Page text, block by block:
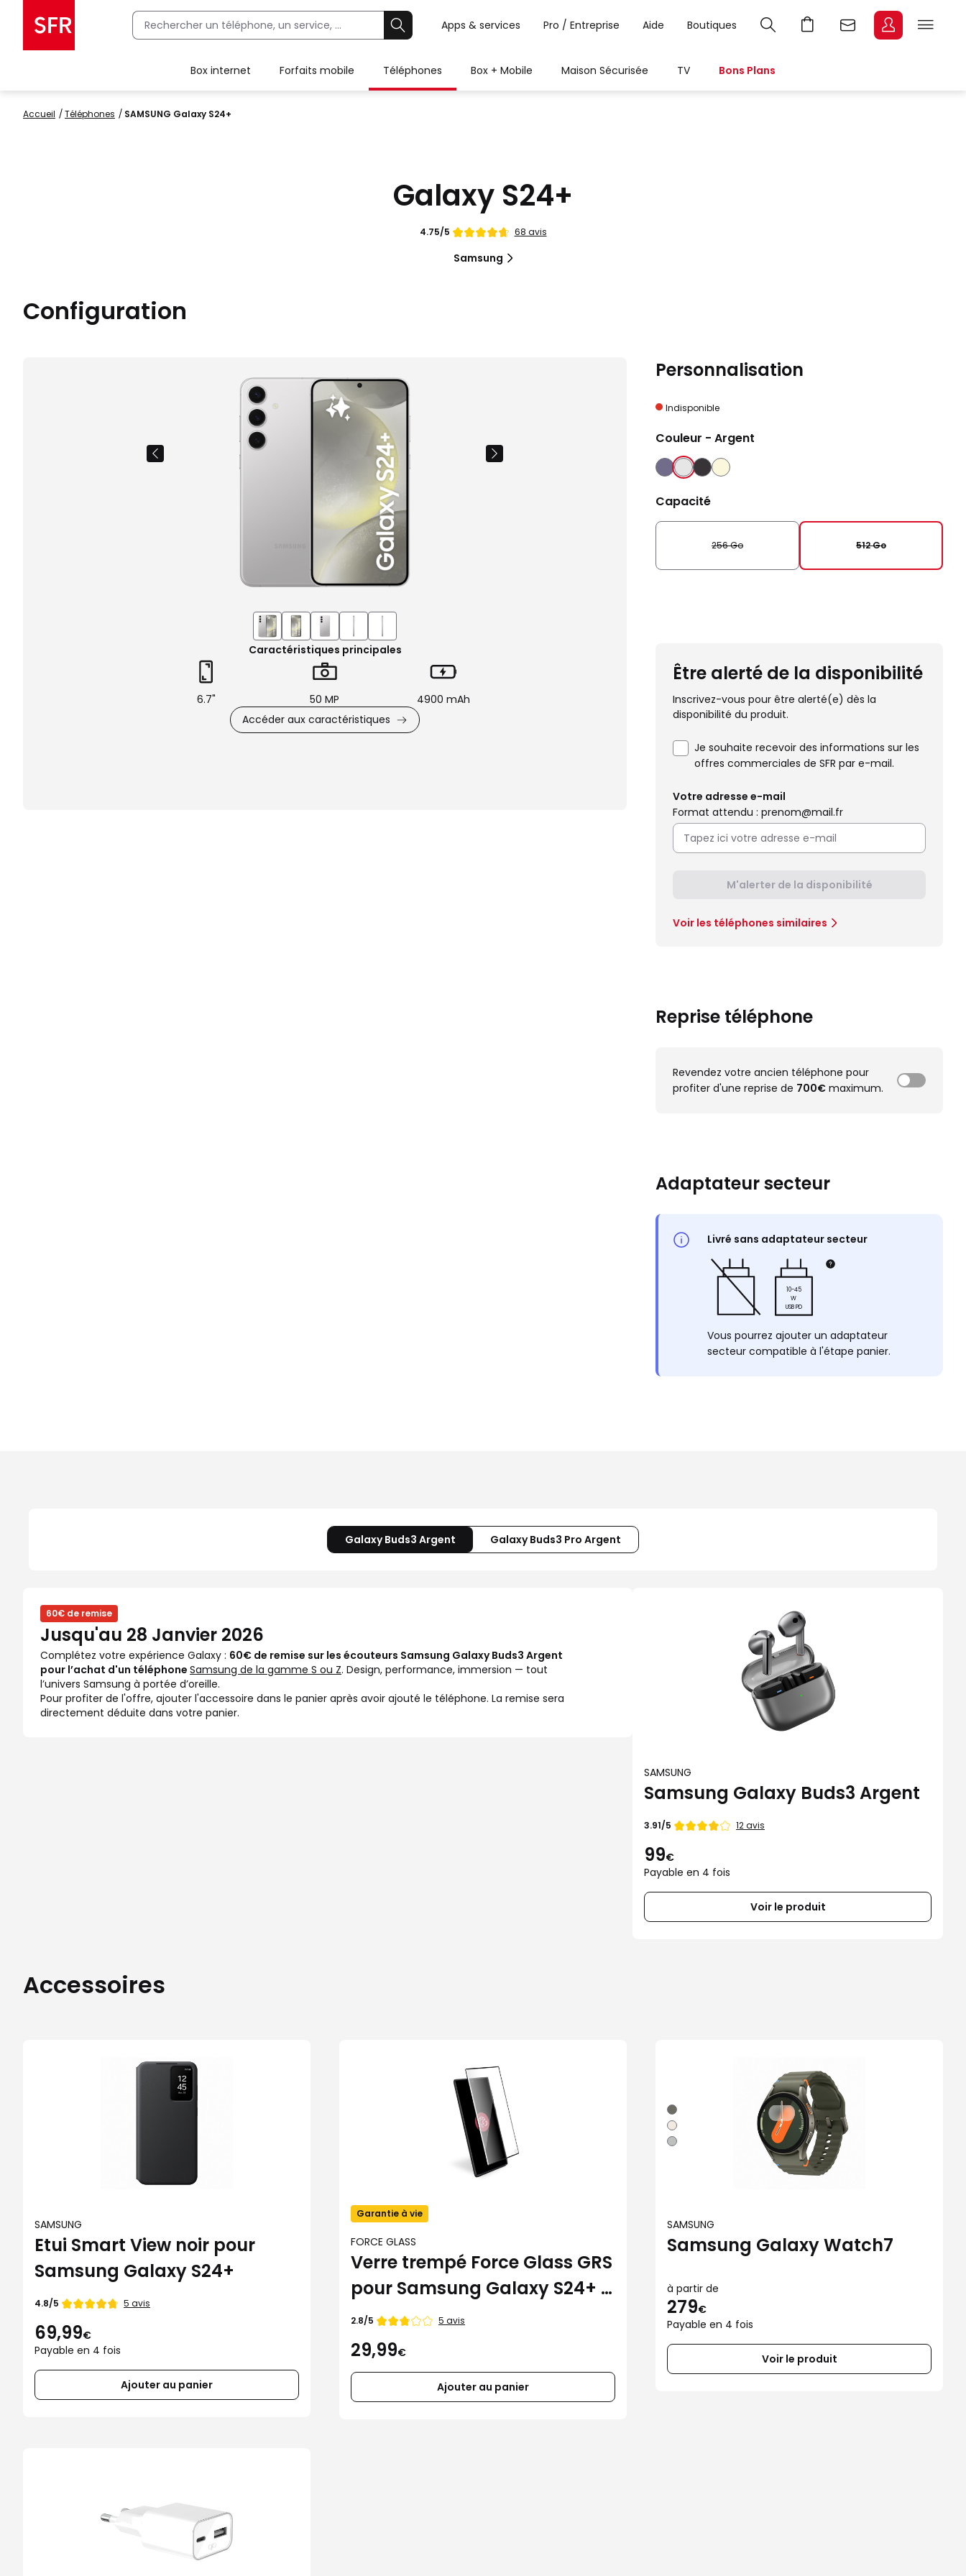
Apps & services Pro / Entreprise Aide Boutiques
Box internet Forfaits mobile Téléphones Box + Mobile Maison Sécurisée TV Bons Plans
Accueil Téléphones SAMSUNG Galaxy S24+
Galaxy S24+
Note
4.75/5 68 avis
Samsung
Configuration
Images
du
produit
Caractéristiques principales
6.7" 50 MP
4900 mAh
Accéder aux caractéristiques
Personnalisation
Indisponible
Couleur - Argent
ARGENT NOIR CREME
Capacité
256 Go 512 Go
Être alerté de la disponibilité
Inscrivez-vous pour être alerté(e) dès la
disponibilité du produit.
Je souhaite recevoir des informations sur les
offres commerciales de SFR par e-mail.
Votre adresse e-mail
Format attendu : prenom@mail.fr
M'alerter de la disponibilité
Voir les téléphones similaires
Reprise téléphone
Revendez votre ancien téléphone pour
profiter d'une reprise de 700€ maximum.
Adaptateur secteur
Livré sans adaptateur secteur
10-45
W
USB PD
Vous pourrez ajouter un adaptateur
secteur compatible à l'étape panier.
Galaxy Buds3 Argent Galaxy Buds3 Pro Argent
60€ de remise
Jusqu'au 28 Janvier 2026
Complétez votre expérience Galaxy : 60€ de remise sur les écouteurs Samsung Galaxy Buds3 Argent
pour l’achat d'un téléphone Samsung de la gamme S ou Z. Design, performance, immersion — tout
l’univers Samsung à portée d’oreille.
Pour profiter de l'offre, ajouter l'accessoire dans le panier après avoir ajouté le téléphone. La remise sera
directement déduite dans votre panier.
SAMSUNG
Samsung Galaxy Buds3 Argent
Note
3.91/5 12 avis
99€
Payable en 4 fois
Voir le produit
Accessoires
SAMSUNG
Etui Smart View noir pour
Samsung Galaxy S24+
Note
4.8/5 5 avis
69,99€
Payable en 4 fois
Ajouter au panier
Garantie à vie
FORCE GLASS
Verre trempé Force Glass GRS
pour Samsung Galaxy S24+ /
S25+
Note
2.8/5 5 avis
29,99€
Ajouter au panier
Vert
Crème
Argent
SAMSUNG
Samsung Galaxy Watch7
à partir de
279€
Payable en 4 fois
Voir le produit